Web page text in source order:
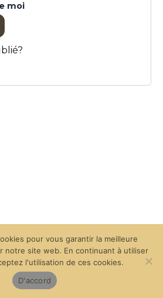
moi
pour vous garantir la meilleure
notre site web. En continuant à utiliser
l'utilisation de ces cookies.
D'accord